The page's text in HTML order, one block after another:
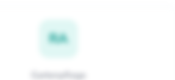
RA
Gartenpflege